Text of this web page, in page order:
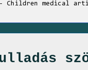
Children medical